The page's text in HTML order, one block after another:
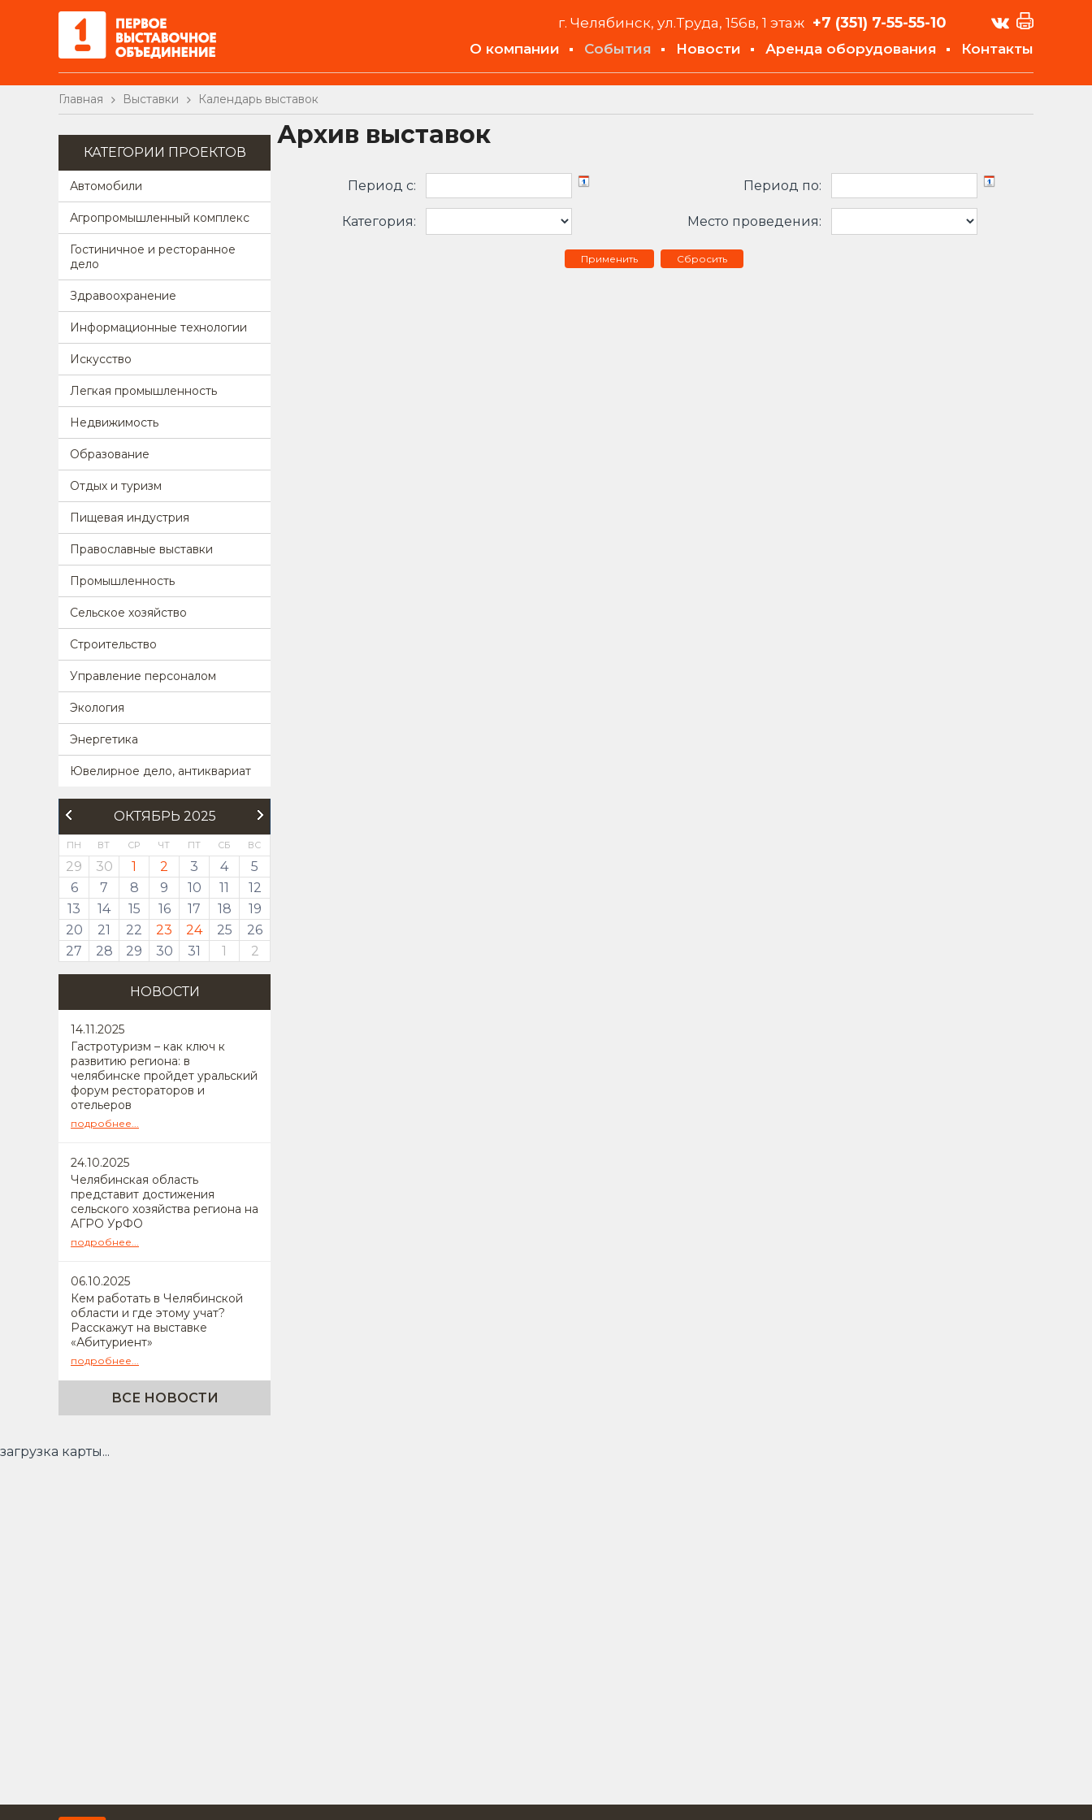
г. Челябинск, ул.Труда, 156в, 1 этаж +7 (351) 7-55-55-10
О компании События Новости Аренда оборудования Контакты
Главная Выставки Календарь выставок
КАТЕГОРИИ ПРОЕКТОВ
Автомобили
Агропромышленный комплекс
Гостиничное и ресторанное
дело
Здравоохранение
Информационные технологии
Искусство
Легкая промышленность
Недвижимость
Образование
Отдых и туризм
Пищевая индустрия
Православные выставки
Промышленность
Сельское хозяйство
Строительство
Управление персоналом
Экология
Энергетика
Ювелирное дело, антиквариат
ОКТЯБРЬ 2025
ПН ВТ СР ЧТ ПТ СБ ВС
29 30 1 2 3 4
5
6
7 8 9 10 11
12
13
14 15 16 17 18
19
20
21 22 23 24 25
26
27
28 29 30 31 1 2
НОВОСТИ
14.11.2025
Гастротуризм – как ключ к
развитию региона: в
челябинске пройдет уральский
форум рестораторов и
отельеров
подробнее...
24.10.2025
Челябинская область
представит достижения
сельского хозяйства региона на
АГРО УрФО
подробнее...
06.10.2025
Кем работать в Челябинской
области и где этому учат?
Расскажут на выставке
«Абитуриент»
подробнее...
ВСЕ НОВОСТИ
Архив выставок
Период c:
Категория:
Период по:
Место проведения:
Сбросить
загрузка карты...